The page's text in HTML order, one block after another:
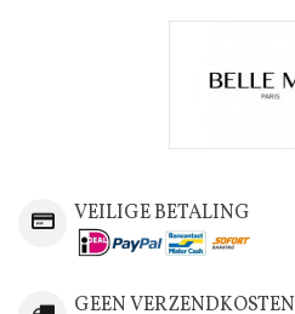
VEILIGE BETALING
GEEN VERZENDKOSTEN